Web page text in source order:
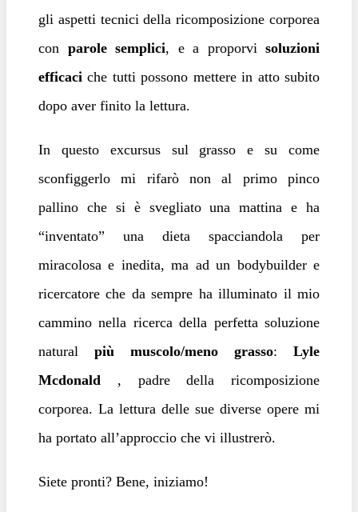
gli aspetti tecnici della ricomposizione corporea
con parole semplici, e a proporvi soluzioni
efficaci che tutti possono mettere in atto subito
dopo aver finito la lettura.
In questo excursus sul grasso e su come
sconfiggerlo mi rifarò non al primo pinco
pallino che si è svegliato una mattina e ha
“inventato” una dieta spacciandola per
miracolosa e inedita, ma ad un bodybuilder e
ricercatore che da sempre ha illuminato il mio
cammino nella ricerca della perfetta soluzione
natural più muscolo/meno grasso: Lyle
Mcdonald , padre della ricomposizione
corporea. La lettura delle sue diverse opere mi
ha portato all’approccio che vi illustrerò.
Siete pronti? Bene, iniziamo!